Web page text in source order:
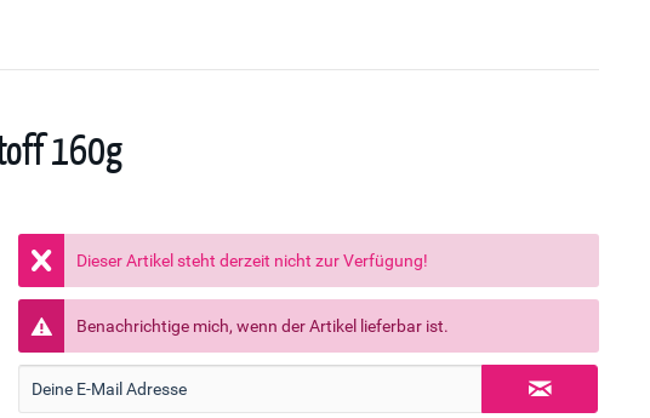
160g
Dieser Artikel steht derzeit nicht zur Verfügung!
Benachrichtige mich, wenn der Artikel lieferbar ist.